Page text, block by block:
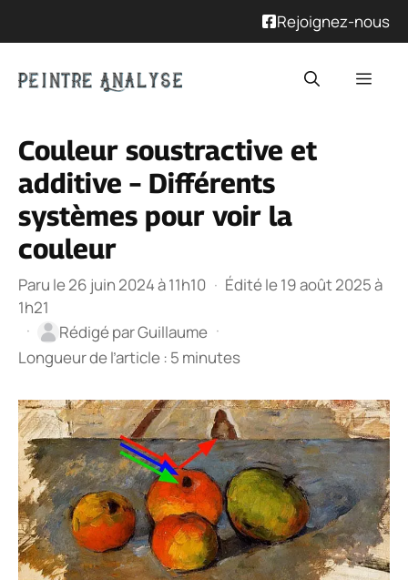
Rejoignez-nous
Couleur soustractive et
additive – Différents
systèmes pour voir la
couleur
Paru le 26 juin 2024 à 11h10 · Édité le 19 août 2025 à
1h21
·
Rédigé parGuillaume ·
Longueur de l’article : 5 minutes